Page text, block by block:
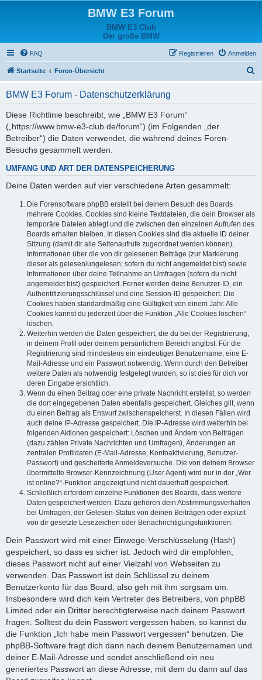
BMW E3 Forum
BMW E3 Club
Der große BMW
FAQ Anmelden
Registrieren
Startseite Foren-Übersicht
BMW E3 Forum - Datenschutzerklärung
Diese Richtlinie beschreibt, wie „BMW E3 Forum“
(„https://www.bmw-e3-club.de/forum“) (im Folgenden „der
Betreiber“) die Daten verwendet, die während deines Foren-
Besuchs gesammelt werden.
UMFANG UND ART DER DATENSPEICHERUNG
Deine Daten werden auf vier verschiedene Arten gesammelt:
Die Forensoftware phpBB erstellt bei deinem Besuch des Boards
mehrere Cookies. Cookies sind kleine Textdateien, die dein Browser als
temporäre Dateien ablegt und die zwischen den einzelnen Aufrufen des
Boards erhalten bleiben. In diesen Cookies sind die aktuelle ID deiner
Sitzung (damit dir alle Seitenaufrufe zugeordnet werden können),
Informationen über die von dir gelesenen Beiträge (zur Markierung
dieser als gelesen/ungelesen; sofern du nicht angemeldet bist) sowie
Informationen über deine Teilnahme an Umfragen (sofern du nicht
angemeldet bist) gespeichert. Ferner werden deine Benutzer-ID, ein
Authentifizierungsschlüssel und eine Session-ID gespeichert. Die
Cookies haben standardmäßig eine Gültigkeit von einem Jahr. Alle
Cookies kannst du jederzeit über die Funktion „Alle Cookies löschen“
löschen.
Weiterhin werden die Daten gespeichert, die du bei der Registrierung,
in deinem Profil oder deinem persönlichem Bereich angibst. Für die
Registrierung sind mindestens ein eindeutiger Benutzername, eine E-
Mail-Adresse und ein Passwort notwendig. Wenn durch den Betreiber
weitere Daten als notwendig festgelegt wurden, so ist dies für dich vor
deren Eingabe ersichtlich.
Wenn du einen Beitrag oder eine private Nachricht erstellst, so werden
die dort eingegebenen Daten ebenfalls gespeichert. Gleiches gilt, wenn
du einen Beitrag als Entwurf zwischenspeicherst. In diesen Fällen wird
auch deine IP-Adresse gespeichert. Die IP-Adresse wird weiterhin bei
folgenden Aktionen gespeichert: Löschen und Ändern von Beiträgen
(dazu zählen Private Nachrichten und Umfragen), Änderungen an
zentralen Profildaten (E-Mail-Adresse, Kontoaktivierung, Benutzer-
Passwort) und gescheiterte Anmeldeversuche. Die von deinem Browser
übermittelte Browser-Kennzeichnung (User Agent) wird nur in der „Wer
ist online?“-Funktion angezeigt und nicht dauerhaft gespeichert.
Schließlich erfordern einzelne Funktionen des Boards, dass weitere
Daten gespeichert werden. Dazu gehören dein Abstimmungsverhalten
bei Umfragen, der Gelesen-Status von deinen Beiträgen oder explizit
von dir gesetzte Lesezeichen oder Benachrichtigungsfunktionen.
Dein Passwort wird mit einer Einwege-Verschlüsselung (Hash)
gespeichert, so dass es sicher ist. Jedoch wird dir empfohlen,
dieses Passwort nicht auf einer Vielzahl von Webseiten zu
verwenden. Das Passwort ist dein Schlüssel zu deinem
Benutzerkonto für das Board, also geh mit ihm sorgsam um.
Insbesondere wird dich kein Vertreter des Betreibers, von phpBB
Limited oder ein Dritter berechtigterweise nach deinem Passwort
fragen. Solltest du dein Passwort vergessen haben, so kannst du
die Funktion „Ich habe mein Passwort vergessen“ benutzen. Die
phpBB-Software fragt dich dann nach deinem Benutzernamen und
deiner E-Mail-Adresse und sendet anschließend ein neu
generiertes Passwort an diese Adresse, mit dem du dann auf das